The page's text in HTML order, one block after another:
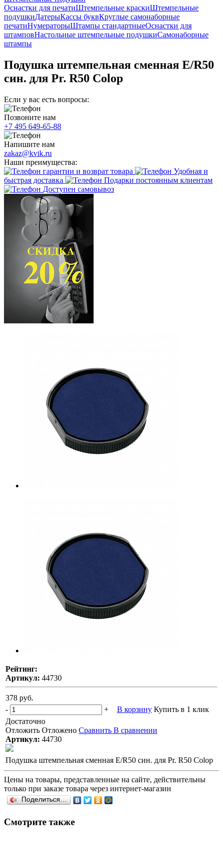
Оснастки для печатиШтемпельные краскиШтемпельные
подушкиДатерыКассы буквКруглые самонаборные
печатиНумераторыШтампы стандартныеОснастки для
штамповНастольные штемпельные подушкиСамонаборные
штампы
Подушка штемпельная сменная E/R50
син. для Pr. R50 Colop
Если у вас есть вопросы:
Позвоните нам
+7 495 649-65-88
Напишите нам
zakaz@kvik.ru
Наши преимущества:
гарантии и возврат товара
Удобная и
быстрая доставка
Подарки постоянным клиентам
Доступен самовывоз
Рейтинг:
Артикул: 44730
378 руб.
-
+ В корзину Купить в 1 клик
Достаточно
Отложить Отложено Сравнить В сравнении
Артикул: 44730
Подушка штемпельная сменная E/R50 син. для Pr. R50 Colop
Цены на товары, представленные на сайте, действительны
только при заказе товара через интернет-магазин
Поделиться…
Смотрите также